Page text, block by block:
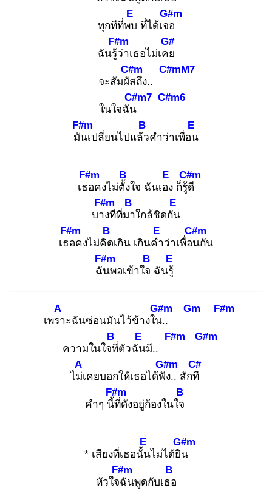
ทุกทีที่พบ
E
ที่ได้เจอ
G#m
ฉันรู้ว่
F#m
าเธอไม่เคย
G#
จะสัมผัส
C#m
ถึง..
C#mM7
ในใจฉัน
C#m7 C#m6
มัน
F#m
เปลี่ยนไปแล้ว
B
คำว่าเพื่อน
E
เธอ
F#m
คงไม่ตั้ง
B
ใจ ฉันเอง
E
ก็รู้ดี
C#m
บาง
F#m
ทีที่มา
B
ใกล้ชิดกัน
E
เธอ
F#m
คงไม่คิด
B
เกิน เกินคำ
E
ว่าเพื่อน
C#m
กัน
ฉัน
F#m
พอเข้าใจ
B
ฉันรู้
E
เพรา
A
ะฉันซ่อนมันไว้ข้างใน.
G#m
.
Gm F#m
ความในใจที่
B
ตัวฉัน
E
มี..
F#m G#m
ไม่เ
A
คยบอกให้เธอได้ฟัง
G#m
.. สักที
C#
คำๆ นี้ที่
F#m
ดังอยู่ก้องในใจ
B
* เสียงที่เธอนั้น
E
ไม่ได้ยิน
G#m
หัวใจฉั
F#m
นพูดกับเธอ
B